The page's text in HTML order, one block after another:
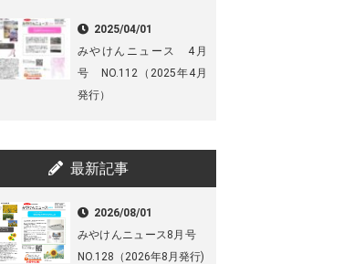
2025/04/01
みやけんニュース 4月
号 NO.112（2025年4月
発行）
最新記事
2026/08/01
みやけんニュース8月号
NO.128（2026年8月発行)